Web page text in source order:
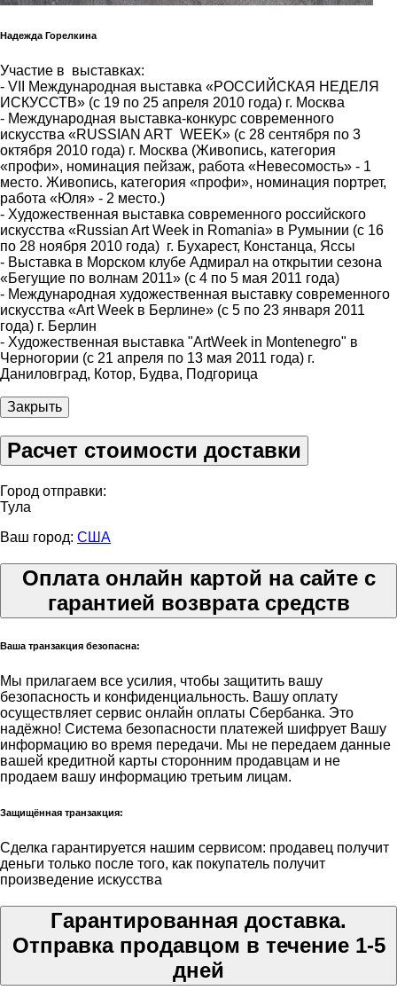
Надежда Горелкина
Участие в выставках:
- VII Международная выставка «РОССИЙСКАЯ НЕДЕЛЯ
ИСКУССТВ» (с 19 по 25 апреля 2010 года) г. Москва
- Международная выставка-конкурс современного
искусства «RUSSIAN ART WEEK» (с 28 сентября по 3
октября 2010 года) г. Москва (Живопись, категория
«профи», номинация пейзаж, работа «Невесомость» - 1
место. Живопись, категория «профи», номинация портрет,
работа «Юля» - 2 место.)
- Художественная выставка современного российского
искусства «Russian Art Week in Romania» в Румынии (с 16
по 28 ноября 2010 года) г. Бухарест, Констанца, Яссы
- Выставка в Морском клубе Адмирал на открытии сезона
«Бегущие по волнам 2011» (с 4 по 5 мая 2011 года)
- Международная художественная выставку современного
искусства «Art Week в Берлине» (с 5 по 23 января 2011
года) г. Берлин
- Художественная выставка "ArtWeek in Montenegro" в
Черногории (с 21 апреля по 13 мая 2011 года) г.
Даниловград, Котор, Будва, Подгорица
Закрыть
Расчет стоимости доставки
Город отправки:
Тула
Ваш город: США
Оплата онлайн картой на сайте с
гарантией возврата средств
Ваша транзакция безопасна:
Мы прилагаем все усилия, чтобы защитить вашу
безопасность и конфиденциальность. Вашу оплату
осуществляет сервис онлайн оплаты Сбербанка. Это
надёжно! Система безопасности платежей шифрует Вашу
информацию во время передачи. Мы не передаем данные
вашей кредитной карты сторонним продавцам и не
продаем вашу информацию третьим лицам.
Защищённая транзакция:
Сделка гарантируется нашим сервисом: продавец получит
деньги только после того, как покупатель получит
произведение искусства
Гарантированная доставка.
Отправка продавцом в течение 1-5
дней